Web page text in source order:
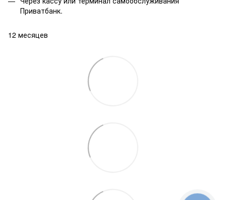
Приватбанк.
12 месяцев